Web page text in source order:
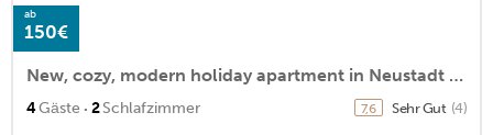
ab
150€
New, cozy, modern holiday apartment in Neustadt Holst. Beach 350 m on foot
4Gäste · 2Schlafzimmer 7,6 Sehr Gut (4)